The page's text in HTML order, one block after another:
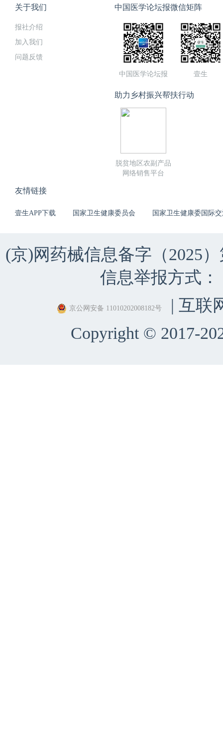
关于我们
报社介绍
加入我们
问题反馈
中国医学论坛报微信矩阵
中国医学论坛报 壹生
助力乡村振兴帮扶行动
脱贫地区农副产品
网络销售平台
友情链接
壹生APP下载 国家卫生健康委员会 国家卫生健康委国际
(京)网药械信息备字（2025
信息举报方式：
京公网安备 11010202008182号
| 互联
Copyright © 2017-